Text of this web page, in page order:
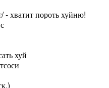
- хватит пороть хуйню!
хуй